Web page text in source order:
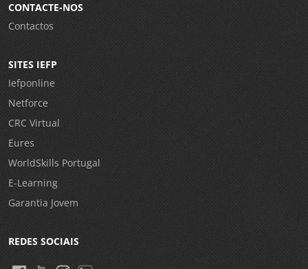
CONTACTE-NOS
Contactos
SITES IEFP
Iefponline
Netforce
CRC Virtual
Eures
WorldSkills Portugal
E-Learning
Garantia Jovem
REDES SOCIAIS